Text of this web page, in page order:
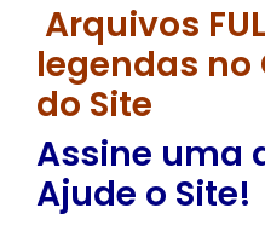
Arquivos
legendas no
do Site
Assine uma
Ajude o Site!